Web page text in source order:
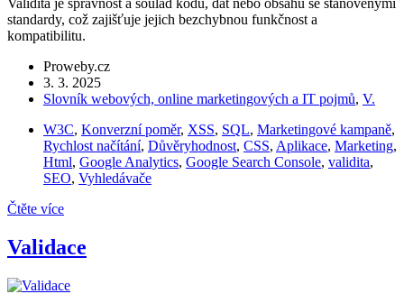
Validita je správnost a soulad kódu, dat nebo obsahu se stanovenými
standardy, což zajišťuje jejich bezchybnou funkčnost a
kompatibilitu.
Proweby.cz
3. 3. 2025
Slovník webových, online marketingových a IT pojmů, V.
W3C, Konverzní poměr, XSS, SQL, Marketingové kampaně,
Rychlost načítání, Důvěryhodnost, CSS, Aplikace, Marketing,
Html, Google Analytics, Google Search Console, validita,
SEO, Vyhledávače
Čtěte více
Validace